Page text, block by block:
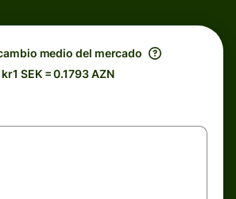
medio del mercado
kr1 SEK = 0.1793 AZN